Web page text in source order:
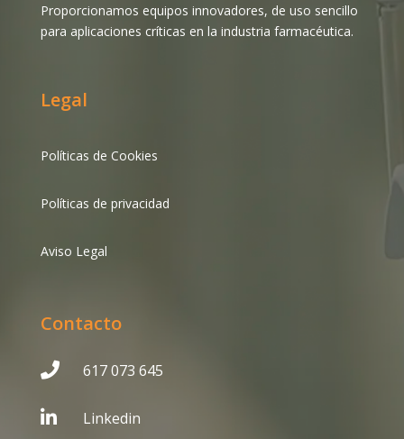
Proporcionamos equipos innovadores, de uso sencillo
para aplicaciones críticas en la industria farmacéutica.
Legal
Políticas de Cookies
Políticas de privacidad
Aviso Legal
Contacto
 617 073 645
 Linkedin